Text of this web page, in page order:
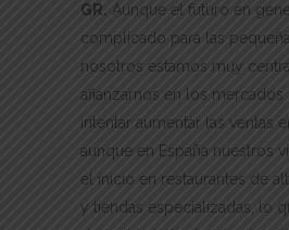
GR. Aunque el futuro en
complicado para las
nosotros estamos muy
afianzarnos en los mercados
intentar aumentar las ventas
aunque en España nuestros
el inicio en restaurantes de
y tiendas especializadas, lo